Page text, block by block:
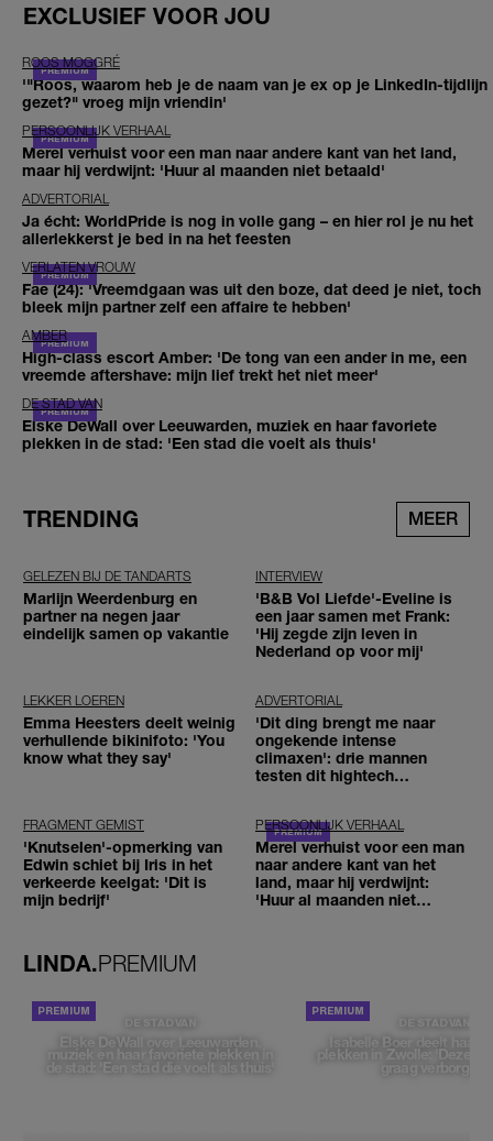
EXCLUSIEF VOOR JOU
ROOS MOGGRÉ
'"Roos, waarom heb je de naam van je ex op je LinkedIn-tijdlijn
gezet?" vroeg mijn vriendin'
PERSOONLIJK VERHAAL
Merel verhuist voor een man naar andere kant van het land,
maar hij verdwijnt: 'Huur al maanden niet betaald'
ADVERTORIAL
Ja écht: WorldPride is nog in volle gang – en hier rol je nu het
allerlekkerst je bed in na het feesten
VERLATEN VROUW
Fae (24): 'Vreemdgaan was uit den boze, dat deed je niet, toch
bleek mijn partner zelf een affaire te hebben'
AMBER
High-class escort Amber: 'De tong van een ander in me, een
vreemde aftershave: mijn lief trekt het niet meer'
DE STAD VAN
Elske DeWall over Leeuwarden, muziek en haar favoriete
plekken in de stad: 'Een stad die voelt als thuis'
TRENDING MEER
GELEZEN BIJ DE TANDARTS
Marlijn Weerdenburg en
partner na negen jaar
eindelijk samen op vakantie
INTERVIEW
'B&B Vol Liefde'-Eveline is
een jaar samen met Frank:
'Hij zegde zijn leven in
Nederland op voor mij'
LEKKER LOEREN
Emma Heesters deelt weinig
verhullende bikinifoto: 'You
know what they say'
ADVERTORIAL
'Dit ding brengt me naar
ongekende intense
climaxen': drie mannen
testen dit hightech
FRAGMENT GEMIST
'Knutselen'-opmerking van
Edwin schiet bij Iris in het
verkeerde keelgat: 'Dit is
mijn bedrijf'
PERSOONLIJK VERHAAL
Merel verhuist voor een man
naar andere kant van het
land, maar hij verdwijnt:
'Huur al maanden niet
LINDA.PREMIUM
DE STAD VAN
Elske DeWall over Leeuwarden,
muziek en haar favoriete plekken in
de stad: 'Een stad die voelt als thuis'
DE STAD VAN
Isabelle Boer deelt haar
plekken in Zwolle: 'Deze
graag verborgen'